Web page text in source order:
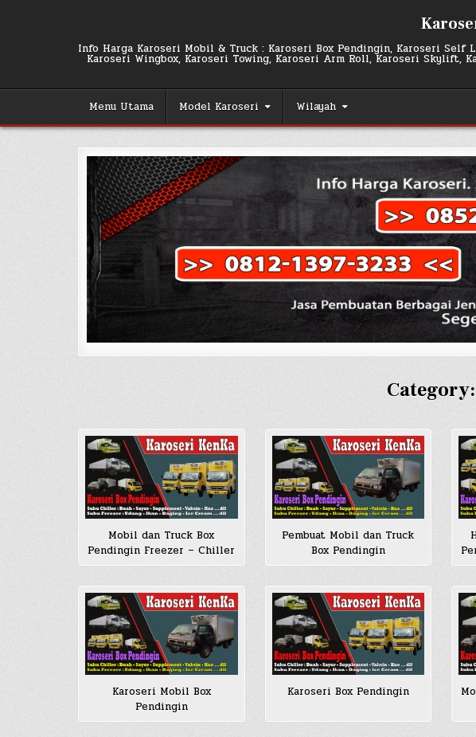
Info Harga Karoseri Mobil & Truck : Karoseri Box Pendingin, Karoseri
Karoseri Wingbox, Karoseri Towing, Karoseri Arm Roll, Karoseri Skylift,
Menu Utama Model Karoseri Wilayah
Category:
Mobil dan Truck Box
Pendingin Freezer – Chiller
Pembuat Mobil dan Truck
Box Pendingin
Karoseri Mobil Box
Pendingin
Karoseri Box Pendingin